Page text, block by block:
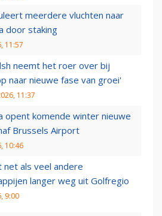
meerdere vluchten naar
door staking
11:57
neemt het roer over bij
naar nieuwe fase van groei'
11:37
opent komende winter nieuwe
Brussels Airport
10:46
net als veel andere
langer weg uit Golfregio
9:00